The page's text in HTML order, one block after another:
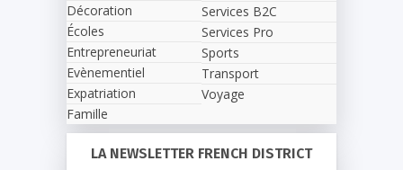
Décoration
Écoles
Entrepreneuriat
Evènementiel
Expatriation
Famille
Services B2C
Services Pro
Sports
Transport
Voyage
LA NEWSLETTER FRENCH DISTRICT